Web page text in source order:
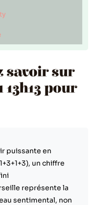
savoir sur
pour
puissante en
un chiffre
représente la
sentimental, non